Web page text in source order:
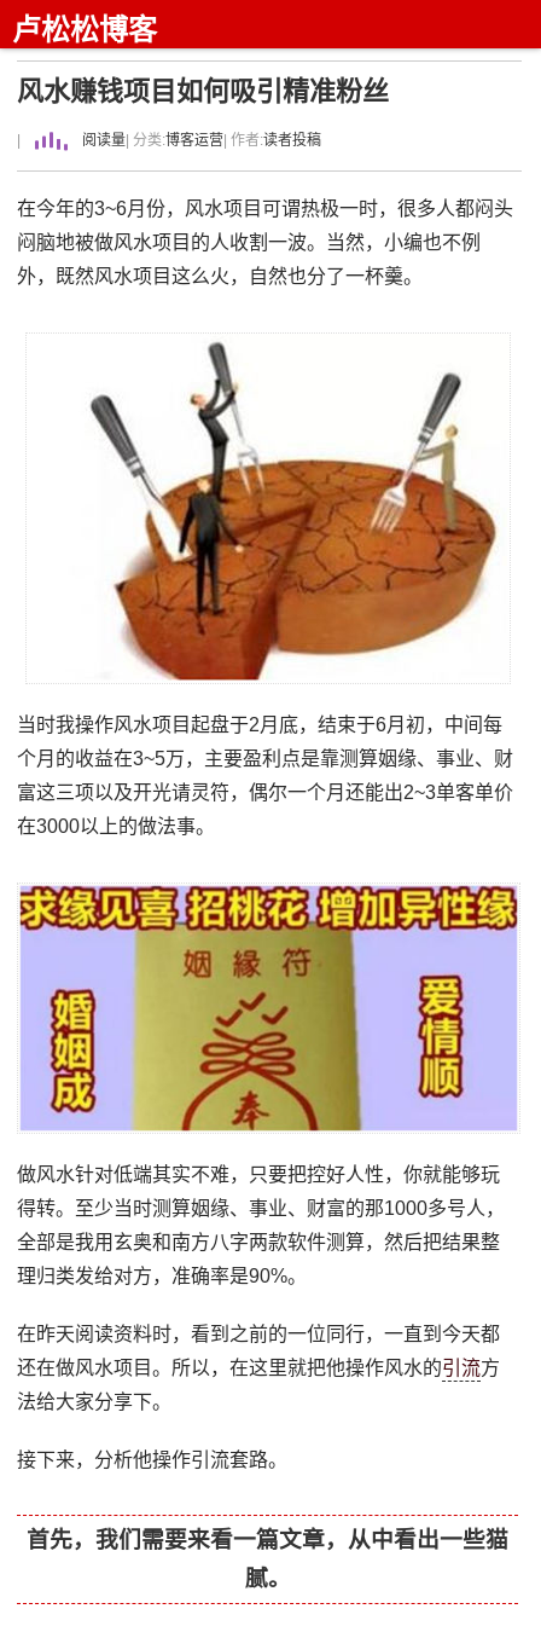
卢松松博客
风水赚钱项目如何吸引精准粉丝
阅读量 | 分类:博客运营 | 作者:读者投稿
在今年的3~6月份，风水项目可谓热极一时，很多人都闷头
闷脑地被做风水项目的人收割一波。当然，小编也不例
外，既然风水项目这么火，自然也分了一杯羹。
当时我操作风水项目起盘于2月底，结束于6月初，中间每
个月的收益在3~5万，主要盈利点是靠测算姻缘、事业、财
富这三项以及开光请灵符，偶尔一个月还能出2~3单客单价
在3000以上的做法事。
做风水针对低端其实不难，只要把控好人性，你就能够玩
得转。至少当时测算姻缘、事业、财富的那1000多号人，
全部是我用玄奥和南方八字两款软件测算，然后把结果整
理归类发给对方，准确率是90%。
在昨天阅读资料时，看到之前的一位同行，一直到今天都
还在做风水项目。所以，在这里就把他操作风水的引流方
法给大家分享下。
接下来，分析他操作引流套路。
首先，我们需要来看一篇文章，从中看出一些猫
腻。